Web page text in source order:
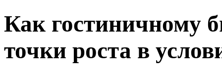
Как гостиничному
точки роста в